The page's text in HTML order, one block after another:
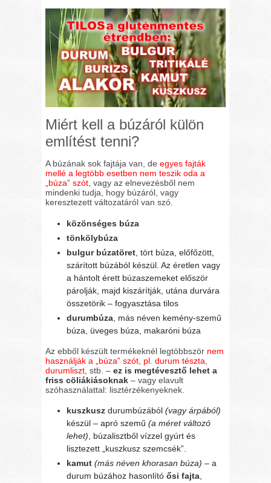
Miért kell a búzáról külön
említést tenni?
A búzának sok fajtája van, deegyes fajták
mellé a legtöbb esetben nem teszik oda a
„búza” szót , vagy az elnevezésből nem
mindenki tudja, hogy búzáról, vagy
keresztezett változatáról van szó.
közönséges búza
tönkölybúza
bulgur búzatöret , tört búza, előfőzött,
szárított búzából készül. Az éretlen vagy
a hántolt érett búzaszemeket először
párolják, majd kiszárítják, utána durvára
összetörik – fogyasztása tilos
durumbúza , más néven kemény-szemű
búza, üveges búza, makaróni búza
Az ebből készült termékeknél legtöbbször nem
használják a „búza” szót, pl. durum tészta,
durumliszt , stb. –ez is megtévesztő lehet a
friss cöliákiásoknak– vagy elavult
szóhasználattal: lisztérzékenyeknek.
kuszkusz durumbúzából (vagy árpából)
készül – apró szemű (a méret változó
lehet), búzalisztből vízzel gyúrt és
lisztezett „kuszkusz szemcsék”.
kamut (más néven khorasan búza) – a
durum búzához hasonlítóősi fajta,